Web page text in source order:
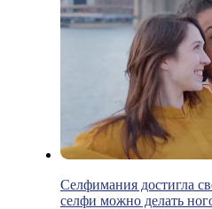
Селфимания достигла
селфи можно делать